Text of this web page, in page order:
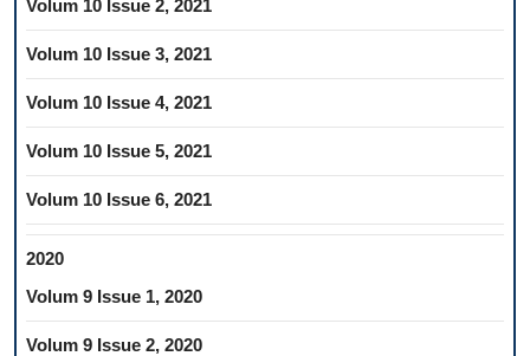
Volum 10 Issue 2, 2021
Volum 10 Issue 3, 2021
Volum 10 Issue 4, 2021
Volum 10 Issue 5, 2021
Volum 10 Issue 6, 2021
2020
Volum 9 Issue 1, 2020
Volum 9 Issue 2, 2020